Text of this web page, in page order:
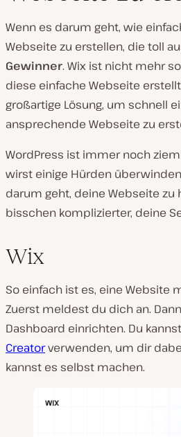
Wenn es darum geht, wie
Webseite zu erstellen, die toll
Gewinner. Wix ist nicht mehr
diese einfache Webseite
großartige Lösung, um schnell
ansprechende Webseite zu
WordPress ist immer noch
wirst einige Hürden
darum geht, deine Webseite zu
bisschen komplizierter, deine
Wix
So einfach ist es, eine Website
Zuerst meldest du dich an.
Dashboard einrichten. Du
Creatorverwenden, um dir
kannst es selbst machen.